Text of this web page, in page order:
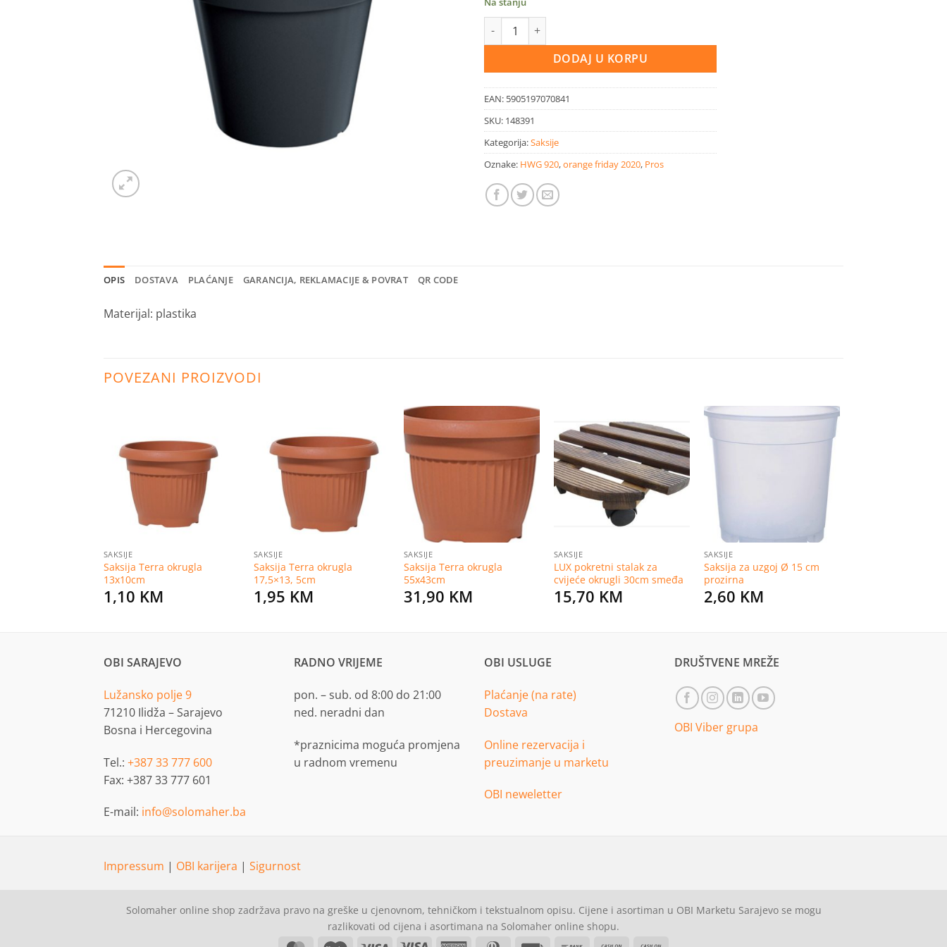
Saksija LOFLY 13,40 cm količina
DODAJ U KORPU
EAN: 5905197070841
SKU: 148391
Kategorija:Saksije
Oznake: HWG 920,orange friday 2020, Pros
OPIS DOSTAVA PLAĆANJE GARANCIJA, REKLAMACIJE & POVRAT QR CODE
Materijal: plastika
POVEZANI PROIZVODI
Dodaj
na
listu
želja
SAKSIJE
Saksija Terra okrugla
13x10cm
1,10 KM
Dodaj
na
listu
želja
SAKSIJE
Saksija Terra okrugla
17,5×13, 5cm
1,95 KM
SAKSIJE
Saksija Terra okrugla
55x43cm
31,90 KM
Dodaj
na
listu
želja
SAKSIJE
LUX pokretni stalak za
cvijeće okrugli 30cm smeđa
15,70 KM
Dodaj
SAKSIJE
Saksija za uzgoj Ø 15 cm
prozirna
2,60 KM
OBI SARAJEVO
Lužansko polje 9
71210 Ilidža – Sarajevo
Bosna i Hercegovina
Tel.: +387 33 777 600
Fax: +387 33 777 601
E-mail: info@solomaher.ba
RADNO VRIJEME
pon. – sub. od 8:00 do 21:00
ned. neradni dan
*praznicima moguća promjena
u radnom vremenu
OBI USLUGE
Plaćanje (na rate)
Dostava
Online rezervacija i
preuzimanje u marketu
OBI neweletter
DRUŠTVENE MREŽE
OBI Viber grupa
Impressum | OBI karijera | Sigurnost
Solomaher online shop zadržava pravo na greške u cjenovnom, tehničkom i tekstualnom opisu. Cijene i asortiman u OBI Marketu Sarajevo se mogu
razlikovati od cijena i asortimana na Solomaher online shopu.